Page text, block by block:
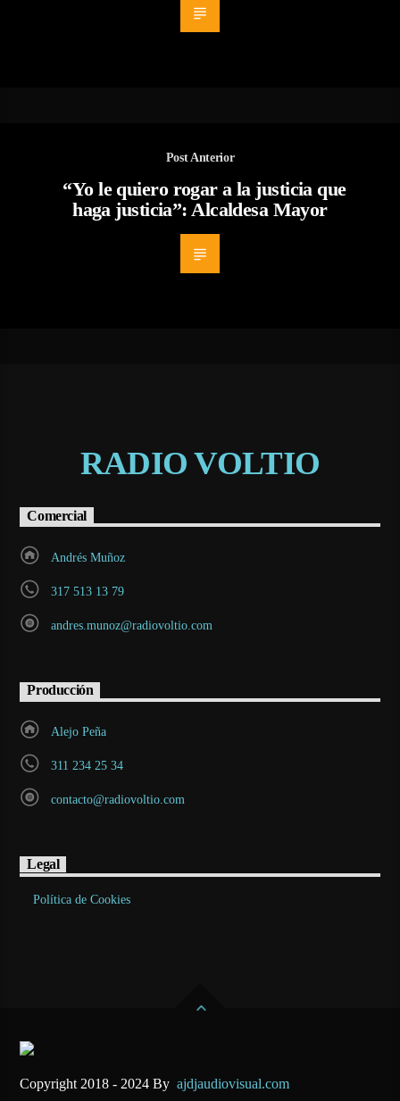
Post Anterior
“Yo le quiero rogar a la justicia que
haga justicia”: Alcaldesa Mayor
RADIO VOLTIO
Comercial
Andrés Muñoz
317 513 13 79
andres.munoz@radiovoltio.com
Producción
Alejo Peña
311 234 25 34
contacto@radiovoltio.com
Legal
Política de Cookies
Copyright 2018 - 2024 Byajdjaudiovisual.com